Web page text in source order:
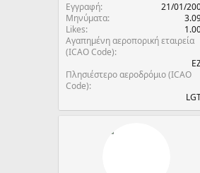
Εγγραφή
21/01/
Μηνύματα
Likes
Αγαπημένη αεροπορική εταιρεία
(ICAO Code)
Πλησιέστερο αεροδρόμιο (ICAO
Code)